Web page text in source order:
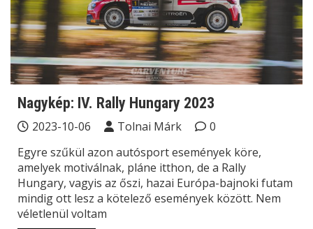
Nagykép: IV. Rally Hungary 2023
2023-10-06 Tolnai Márk
0
Egyre szűkül azon autósport események köre,
amelyek motiválnak, pláne itthon, de a Rally
Hungary, vagyis az őszi, hazai Európa-bajnoki futam
mindig ott lesz a kötelező események között. Nem
véletlenül voltam